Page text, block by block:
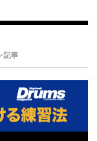
記事